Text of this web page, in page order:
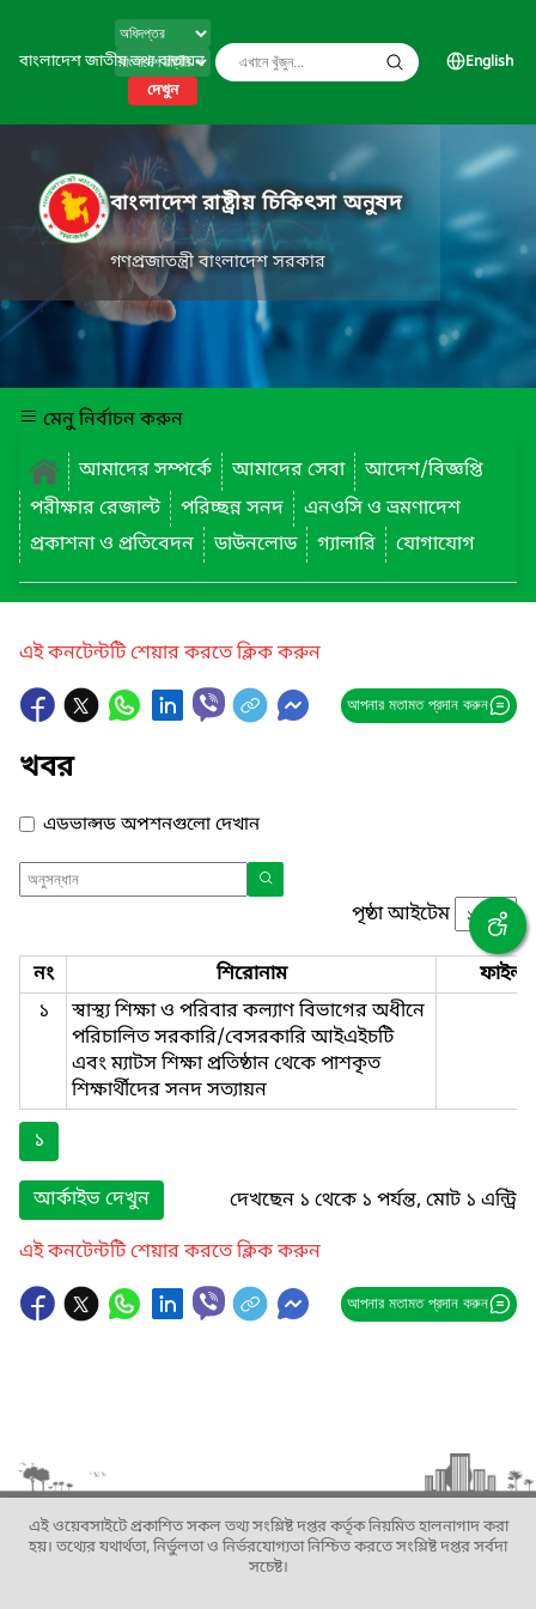
বাংলাদেশ জাতীয় তথ্য বাতায়ন
দেখুন
English
বাংলাদেশ রাষ্ট্রীয় চিকিৎসা অনুষদ
গণপ্রজাতন্ত্রী বাংলাদেশ সরকার
মেনু নির্বাচন করুন
আমাদের সম্পর্কে
আমাদের সেবা
আদেশ/বিজ্ঞপ্তি
পরীক্ষার রেজাল্ট
পরিচ্ছন্ন সনদ
এনওসি ও ভ্রমণাদেশ
প্রকাশনা ও প্রতিবেদন
ডাউনলোড গ্যালারি যোগাযোগ
এই কনটেন্টটি শেয়ার করতে ক্লিক করুন
আপনার মতামত প্রদান করুন
খবর
এডভান্সড অপশনগুলো দেখান
পৃষ্ঠা আইটেম
নং শিরোনাম
ফাইল
১
স্বাস্থ্য শিক্ষা ও পরিবার কল্যাণ বিভাগের অধীনে
পরিচালিত সরকারি/বেসরকারি আইএইচটি
এবং ম্যাটস শিক্ষা প্রতিষ্ঠান থেকে পাশকৃত
শিক্ষার্থীদের সনদ সত্যায়ন
১
আর্কাইভ দেখুন
দেখছেন ১ থেকে ১ পর্যন্ত, মোট ১ এন্ট্রি
এই কনটেন্টটি শেয়ার করতে ক্লিক করুন
আপনার মতামত প্রদান করুন
এই ওয়েবসাইটে প্রকাশিত সকল তথ্য সংশ্লিষ্ট দপ্তর কর্তৃক নিয়মিত হালনাগাদ করা
হয়। তথ্যের যথার্থতা, নির্ভুলতা ও নির্ভরযোগ্যতা নিশ্চিত করতে সংশ্লিষ্ট দপ্তর সর্বদা
সচেষ্ট।